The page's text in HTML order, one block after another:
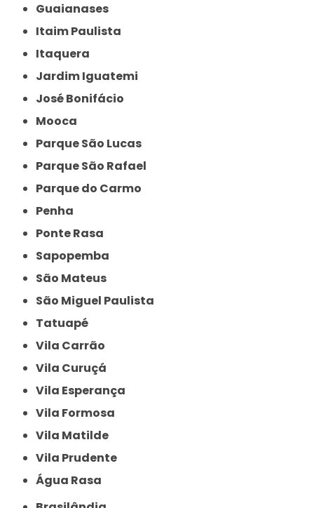
Guaianases
Itaim Paulista
Itaquera
Jardim Iguatemi
José Bonifácio
Mooca
Parque São Lucas
Parque São Rafael
Parque do Carmo
Penha
Ponte Rasa
Sapopemba
São Mateus
São Miguel Paulista
Tatuapé
Vila Carrão
Vila Curuçá
Vila Esperança
Vila Formosa
Vila Matilde
Vila Prudente
Água Rasa